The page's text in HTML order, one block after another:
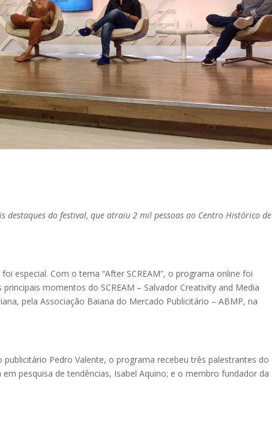
destaques do festival, que atraiu 2 mil pessoas ao Centro Histórico de
especial. Com o tema “After SCREAM”, o programa online foi
momentos do SCREAM – Salvador Creativity and Media
pela Associação Baiana do Mercado Publicitário – ABMP, na
Pedro Valente, o programa recebeu três palestrantes do
pesquisa de tendências, Isabel Aquino; e o membro fundador da